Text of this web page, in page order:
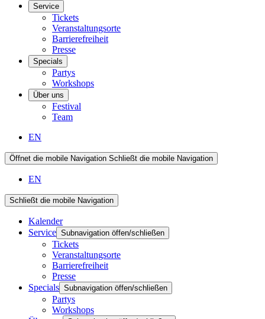
Service
Tickets
Veranstaltungsorte
Barrierefreiheit
Presse
Specials
Partys
Workshops
Über uns
Festival
Team
EN
Öffnet die mobile Navigation Schließt die mobile Navigation
EN
Schließt die mobile Navigation
Kalender
Service Subnavigation öffen/schließen
Tickets
Veranstaltungsorte
Barrierefreiheit
Presse
Specials Subnavigation öffen/schließen
Partys
Workshops